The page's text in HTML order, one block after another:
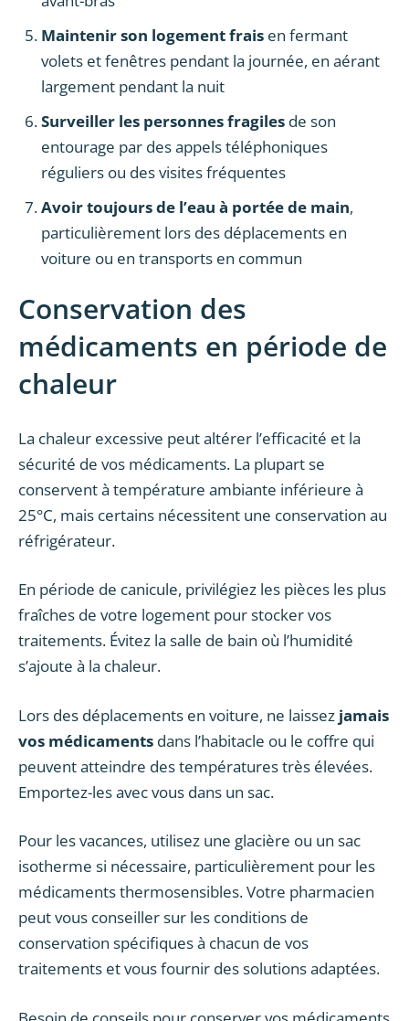
Maintenir son logement frais en fermant
volets et fenêtres pendant la journée, en aérant
largement pendant la nuit
Surveiller les personnes fragiles de son
entourage par des appels téléphoniques
réguliers ou des visites fréquentes
Avoir toujours de l’eau à portée de main,
particulièrement lors des déplacements en
voiture ou en transports en commun
Conservation des
médicaments en période de
chaleur
La chaleur excessive peut altérer l’efficacité et la
sécurité de vos médicaments. La plupart se
conservent à température ambiante inférieure à
25°C, mais certains nécessitent une conservation au
réfrigérateur.
En période de canicule, privilégiez les pièces les plus
fraîches de votre logement pour stocker vos
traitements. Évitez la salle de bain où l’humidité
s’ajoute à la chaleur.
Lors des déplacements en voiture, ne laissez jamais
vos médicaments dans l’habitacle ou le coffre qui
peuvent atteindre des températures très élevées.
Emportez-les avec vous dans un sac.
Pour les vacances, utilisez une glacière ou un sac
isotherme si nécessaire, particulièrement pour les
médicaments thermosensibles. Votre pharmacien
peut vous conseiller sur les conditions de
conservation spécifiques à chacun de vos
traitements et vous fournir des solutions adaptées.